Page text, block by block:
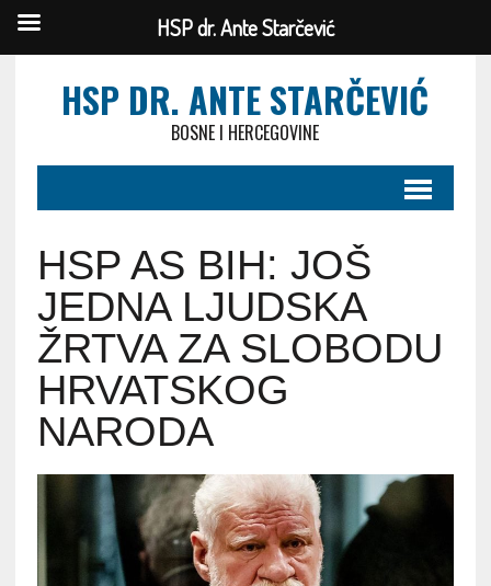
HSP DR. ANTE STARČEVIĆ
BOSNE I HERCEGOVINE
HSP AS BIH: JOŠ
JEDNA LJUDSKA
ŽRTVA ZA SLOBODU
HRVATSKOG
NARODA
HSP dr. Ante Starčević